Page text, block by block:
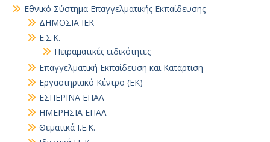
Εθνικό Σύστημα Επαγγελματικής Εκπαίδευσης
ΔΗΜΟΣΙΑ ΙΕΚ
Ε.Σ.Κ.
Πειραματικές ειδικότητες
Επαγγελματική Εκπαίδευση και Κατάρτιση
Εργαστηριακό Κέντρο (ΕΚ)
ΕΣΠΕΡΙΝΑ ΕΠΑΛ
ΗΜΕΡΗΣΙΑ ΕΠΑΛ
Θεματικά Ι.Ε.Κ.